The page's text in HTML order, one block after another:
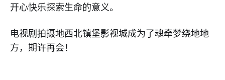
开心快乐探索生命的意义。
电视剧拍摄地西北镇堡影视城成为了魂牵梦绕地地
方，期许再会！